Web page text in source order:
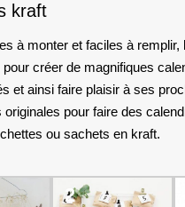
kraft
à monter et faciles à
créer de magnifiques
et ainsi faire plaisir à ses
originales pour faire des
ou sachets en kraft.
2